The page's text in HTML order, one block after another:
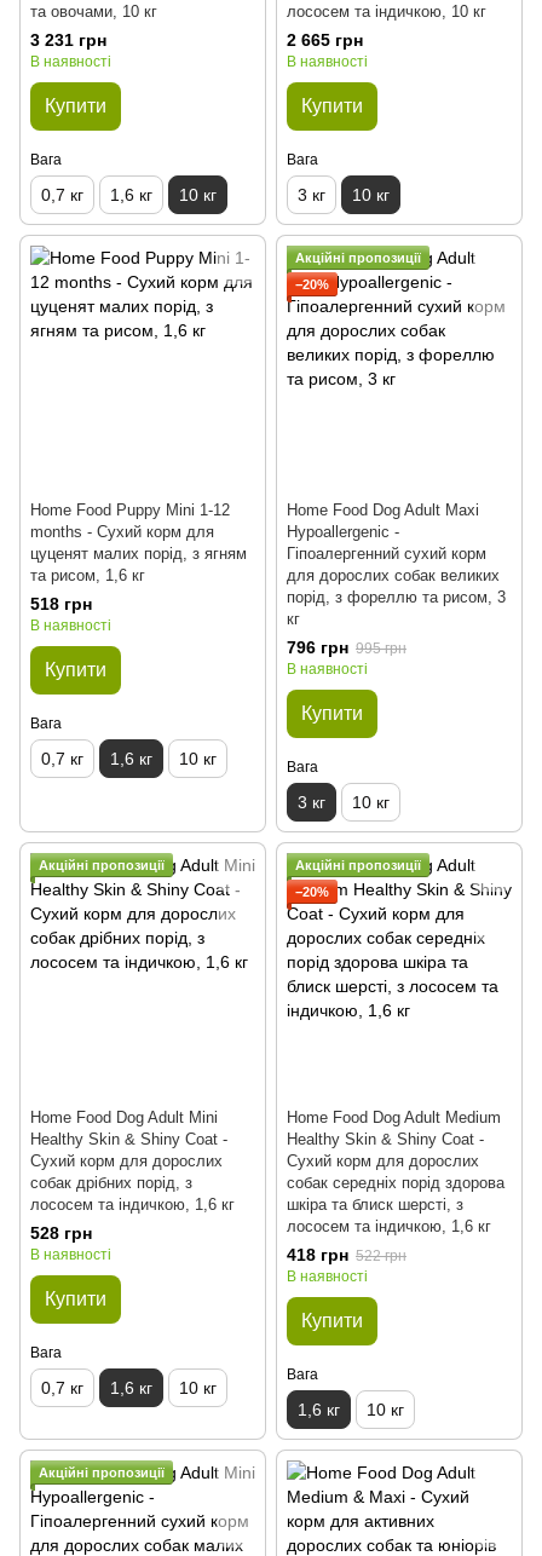
та овочами, 10 кг
3 231 грн
В наявності
Купити
Вага
0,7 кг 1,6 кг 10 кг
лососем та індичкою, 10 кг
2 665 грн
В наявності
Купити
Вага
3 кг 10 кг
Home Food Puppy Mini 1-12
months - Сухий корм для
цуценят малих порід, з ягням
та рисом, 1,6 кг
518 грн
В наявності
Купити
Вага
0,7 кг 1,6 кг 10 кг
Акційні пропозиції
−20%
Home Food Dog Adult Maxi
Hypoallergenic -
Гіпоалергенний сухий корм
для дорослих собак великих
порід, з фореллю та рисом, 3
кг
796 грн 995 грн
В наявності
Купити
Вага
3 кг 10 кг
Акційні пропозиції
Home Food Dog Adult Mini
Healthy Skin & Shiny Coat -
Сухий корм для дорослих
собак дрібних порід, з
лососем та індичкою, 1,6 кг
528 грн
В наявності
Купити
Вага
0,7 кг 1,6 кг 10 кг
Акційні пропозиції
−20%
Home Food Dog Adult Medium
Healthy Skin & Shiny Coat -
Сухий корм для дорослих
собак середніх порід здорова
шкіра та блиск шерсті, з
лососем та індичкою, 1,6 кг
418 грн 522 грн
В наявності
Купити
Вага
1,6 кг 10 кг
Акційні пропозиції